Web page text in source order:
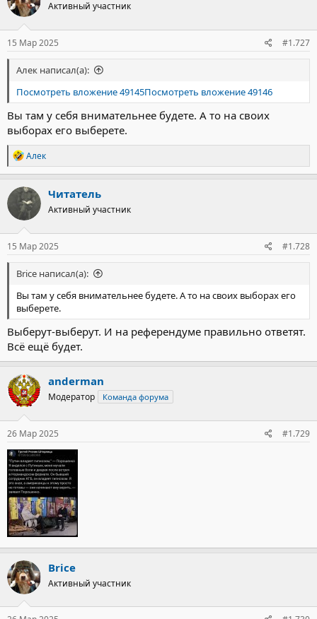
Активный участник
15 Мар 2025 #1.727
Алек написал(а):
Посмотреть вложение 49145Посмотреть вложение 49146
Вы там у себя внимательнее будете. А то на своих
выборах его выберете.
Р
е
а
к
ц
и
и
:
Алек
Читатель
Активный участник
15 Мар 2025 #1.728
Brice написал(а):
Вы там у себя внимательнее будете. А то на своих выборах его
выберете.
Выберут-выберут. И на референдуме правильно ответят.
Всё ещё будет.
anderman
Модератор Команда форума
26 Мар 2025 #1.729
Brice
Активный участник